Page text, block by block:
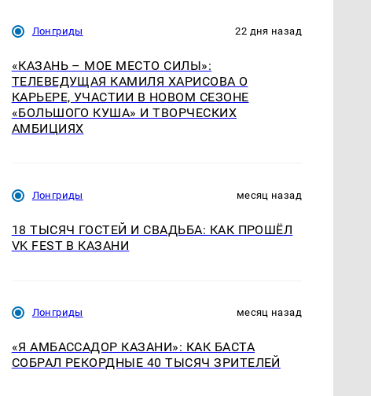
Лонгриды 22 дня назад
«КАЗАНЬ – МОЕ МЕСТО СИЛЫ»:
ТЕЛЕВЕДУЩАЯ КАМИЛЯ ХАРИСОВА О
КАРЬЕРЕ, УЧАСТИИ В НОВОМ СЕЗОНЕ
«БОЛЬШОГО КУША» И ТВОРЧЕСКИХ
АМБИЦИЯХ
Лонгриды месяц назад
18 ТЫСЯЧ ГОСТЕЙ И СВАДЬБА: КАК ПРОШЁЛ
VK FEST В КАЗАНИ
Лонгриды месяц назад
«Я АМБАССАДОР КАЗАНИ»: КАК БАСТА
СОБРАЛ РЕКОРДНЫЕ 40 ТЫСЯЧ ЗРИТЕЛЕЙ